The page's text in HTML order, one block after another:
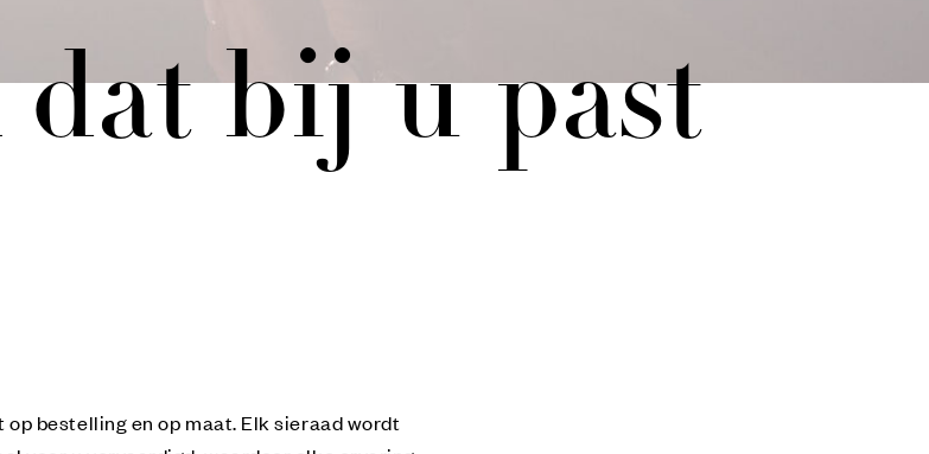
bij u past
op bestelling en op maat. Elk sieraad wordt